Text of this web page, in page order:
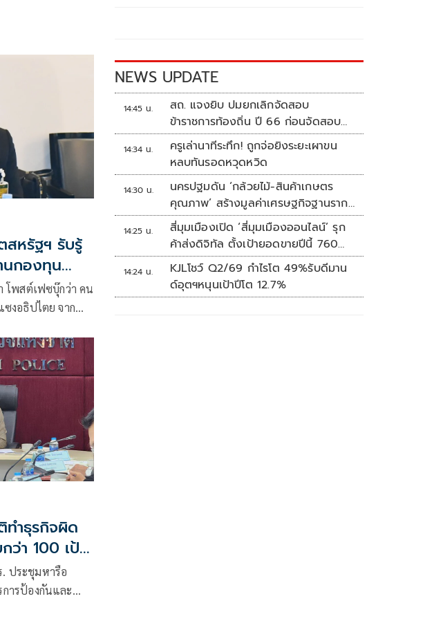
สหรัฐฯ รับรู้
นกองทุน
โพสต์เฟซบุ๊กว่า คน
งอธิปไตย จาก
ทำธุรกิจผิด
า 100 เป้า
. ประชุมหารือ
ารป้องกันและ
NEWS UPDATE
14:45 น.
สถ. แจงยิบ ปมยกเลิกจัดสอบ
ข้าราชการท้องถิ่น ปี 66 ก่อนจัดสอบ
ใหม่ปี 68 รัดกุมโปร่งใส
14:34 น.
ครูเล่านาทีระทึก! ถูกจ่อยิงระยะเผาขน
หลบทันรอดหวุดหวิด
14:30 น.
นครปฐมดัน ‘กล้วยไม้-สินค้าเกษตร
คุณภาพ’ สร้างมูลค่าเศรษฐกิจฐานราก
ตั้งเป้าเงินสะพัด 10 ล้านบาท
14:25 น.
สี่มุมเมืองเปิด ‘สี่มุมเมืองออนไลน์’ รุก
ค้าส่งดิจิทัล ตั้งเป้ายอดขายปีนี้ 760
ล้านบาท
14:24 น.
KJLโชว์ Q2/69 กำไรโต 49%รับดีมาน
ด์อุตฯหนุนเป้าปีโต 12.7%